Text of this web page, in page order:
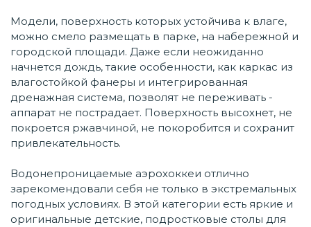
Модели, поверхность которых устойчива к влаге,
можно смело размещать в парке, на набережной и
городской площади. Даже если неожиданно
начнется дождь, такие особенности, как каркас из
влагостойкой фанеры и интегрированная
дренажная система, позволят не переживать -
аппарат не пострадает. Поверхность высохнет, не
покроется ржавчиной, не покоробится и сохранит
привлекательность.
Водонепроницаемые аэрохоккеи отлично
зарекомендовали себя не только в экстремальных
погодных условиях. В этой категории есть яркие и
оригинальные детские, подростковые столы для